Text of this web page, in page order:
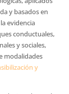
y basados en
evidencia
conductuales,
y sociales,
modalidades
y